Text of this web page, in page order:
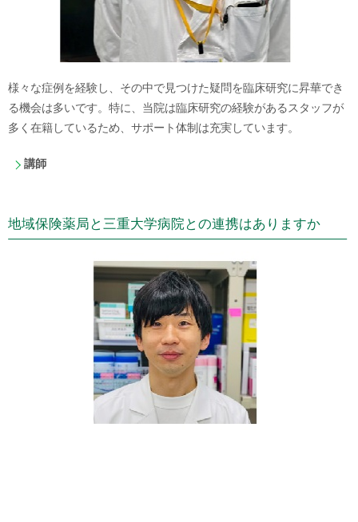
様々な症例を経験し、その中で見つけた疑問を臨床研究に昇華でき
る機会は多いです。特に、当院は臨床研究の経験があるスタッフが
多く在籍しているため、サポート体制は充実しています。
講師
地域保険薬局と三重大学病院との連携はありますか